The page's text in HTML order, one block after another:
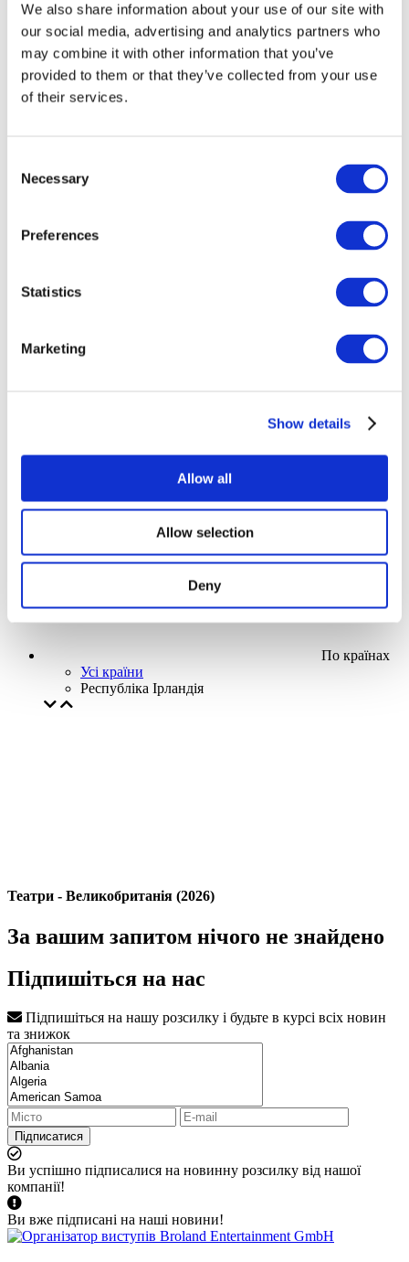
We also share information about your use of our site with
our social media, advertising and analytics partners who
may combine it with other information that you’ve
provided to them or that they’ve collected from your use
of their services.
Selection
Necessary
Preferences
Statistics
Marketing
Show details
Allow all
Allow selection
Deny
Заходи
Наша спецпропозиція
Без піджанру
По країнах
Усі країни
Республіка Ірландія
Театри - Великобританія (2026)
За вашим запитом нічого не знайдено
Підпишіться на нас
Підпишіться на нашу розсилку і будьте в курсі всіх новин
та знижок
Підписатися
Ви успішно підписалися на новинну розсилку від нашої
компанії!
Ви вже підписані на наші новини!